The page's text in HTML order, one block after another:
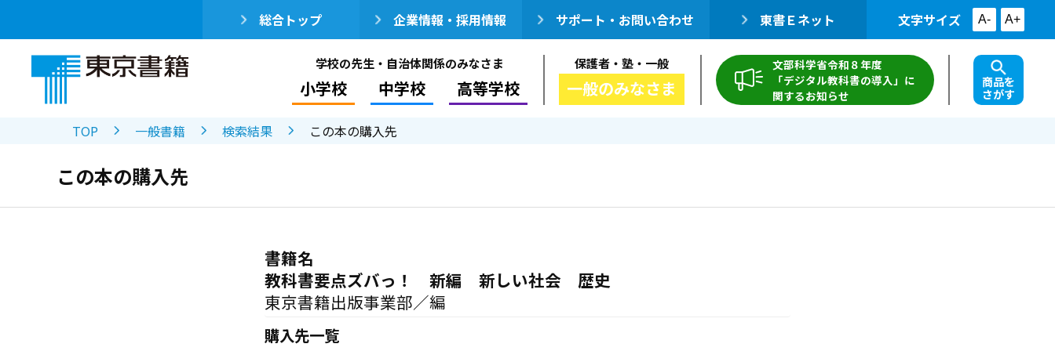
総合トップ 企業情報・採用情報 サポート・お問い合わせ 東書Ｅネット 文字サイズ A- A+
学校の先生・自治体関係のみなさま
小学校 中学校 高等学校
保護者・塾・一般
一般のみなさま
文部科学省令和８年度
「デジタル教科書の導入」に
関するお知らせ
商品を
さがす
TOP 一般書籍 検索結果 この本の購入先
この本の購入先
書籍名
教科書要点ズバっ！ 新編 新しい社会 歴史
東京書籍出版事業部／編
購入先一覧